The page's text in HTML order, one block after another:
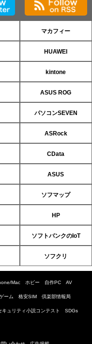
マカフィー
HUAWEI
kintone
ASUS ROG
パソコンSEVEN
ASRock
CData
ASUS
ソフマップ
HP
ソフトバンクのIoT
ソフクリ
Mac ホビー 自作PC AV
ーム 格安SIM 倶楽部情報局
キュリティ小説コンテスト SDGs